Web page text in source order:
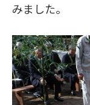
みました。